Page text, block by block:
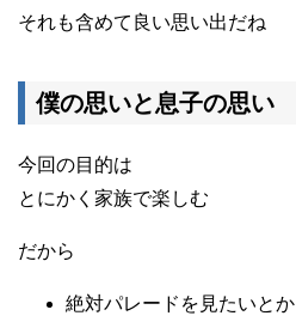
それも含めて良い思い出だね
僕の思いと息子の思い
今回の目的は
とにかく家族で楽しむ
だから
絶対パレードを見たいとか